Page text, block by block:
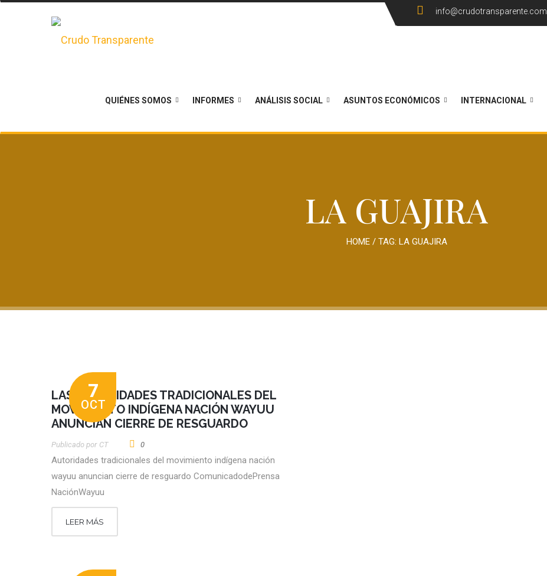
info@crudotransparente.com
QUIÉNES SOMOS INFORMES ANÁLISIS SOCIAL ASUNTOS ECONÓMICOS INTERNACIONAL
LA GUAJIRA
HOME/ TAG: LA GUAJIRA
7
OCT
LAS AUTORIDADES TRADICIONALES DEL
MOVIMIENTO INDÍGENA NACIÓN WAYUU
ANUNCIAN CIERRE DE RESGUARDO
Publicado por CT 0
Autoridades tradicionales del movimiento indígena nación
wayuu anuncian cierre de resguardo ComunicadodePrensa
NaciónWayuu
LEER MÁS